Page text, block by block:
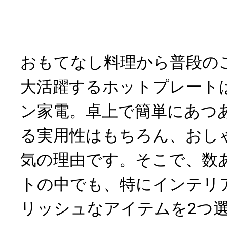
おもてなし料理から普段の
大活躍するホットプレート
ン家電。卓上で簡単にあつ
る実用性はもちろん、おし
気の理由です。そこで、数
トの中でも、特にインテ
リッシュなアイテムを2つ